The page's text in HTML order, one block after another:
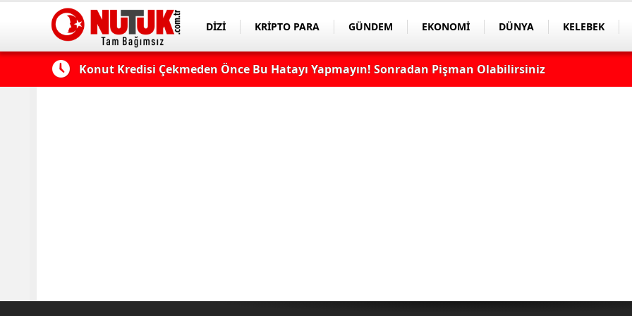
DİZİ KRİPTO PARA GÜNDEM EKONOMİ DÜNYA KELEBEK
Edilmeli? Konut Kredisi Çekmeden Önce Bu Hatayı Yapmayın! Sonradan Pişman Olabilirsiniz